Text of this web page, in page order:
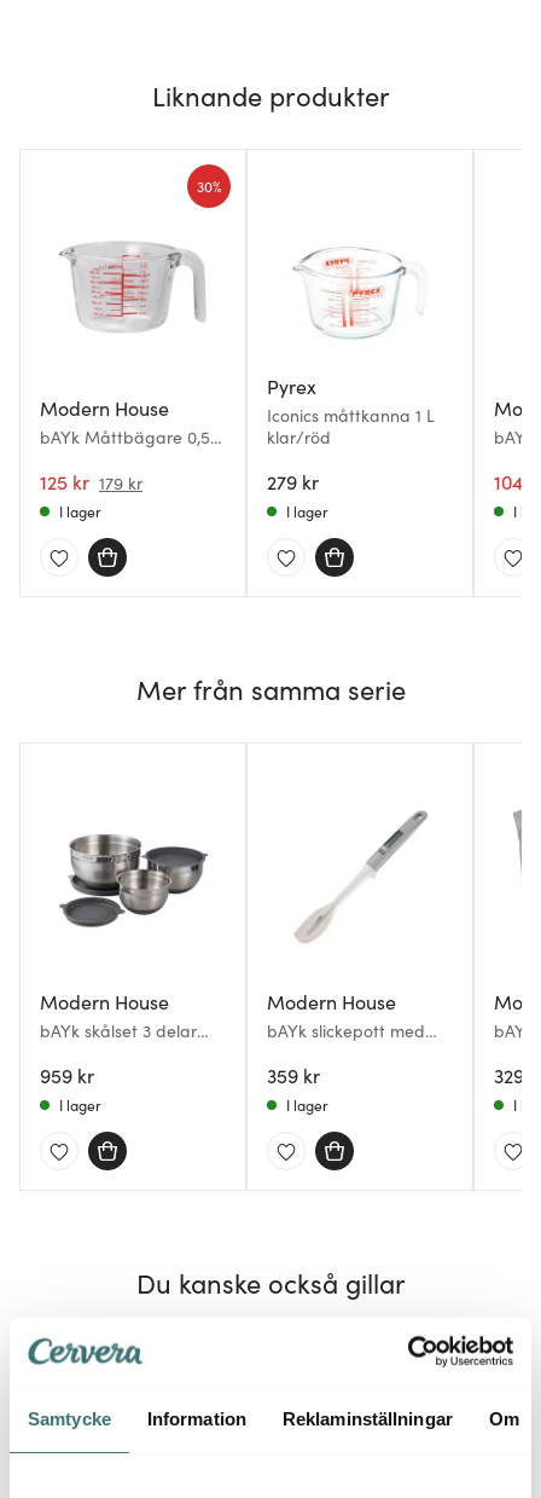
Samtycke Information Reklaminställningar Om
Liknande produkter
Modern House
bAYk Måttbägare 0,5L
125 kr 179 kr
30%
I lager
Pyrex
Iconics måttkanna 1 L
klar/röd
279 kr
I lager
104
I
Mer från samma serie
Modern House
bAYk skålset 3 delar
959 kr
I lager
Modern House
bAYk slickepott med
vit/grå
359 kr
I lager
329
I
Du kanske också gillar
30%